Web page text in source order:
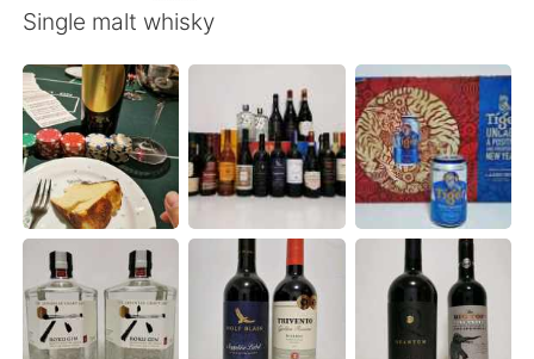
Single malt whisky